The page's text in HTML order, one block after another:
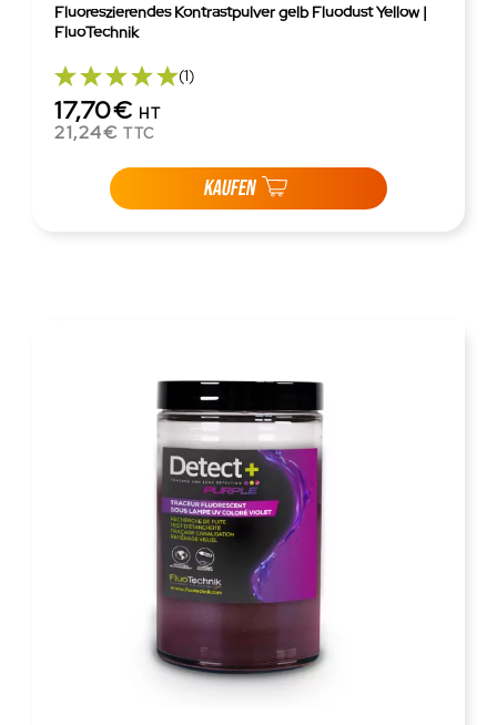
Fluoreszierendes Kontrastpulver gelb Fluodust Yellow |
FluoTechnik
(1)
17,70€ HT
21,24€ TTC
KAUFEN